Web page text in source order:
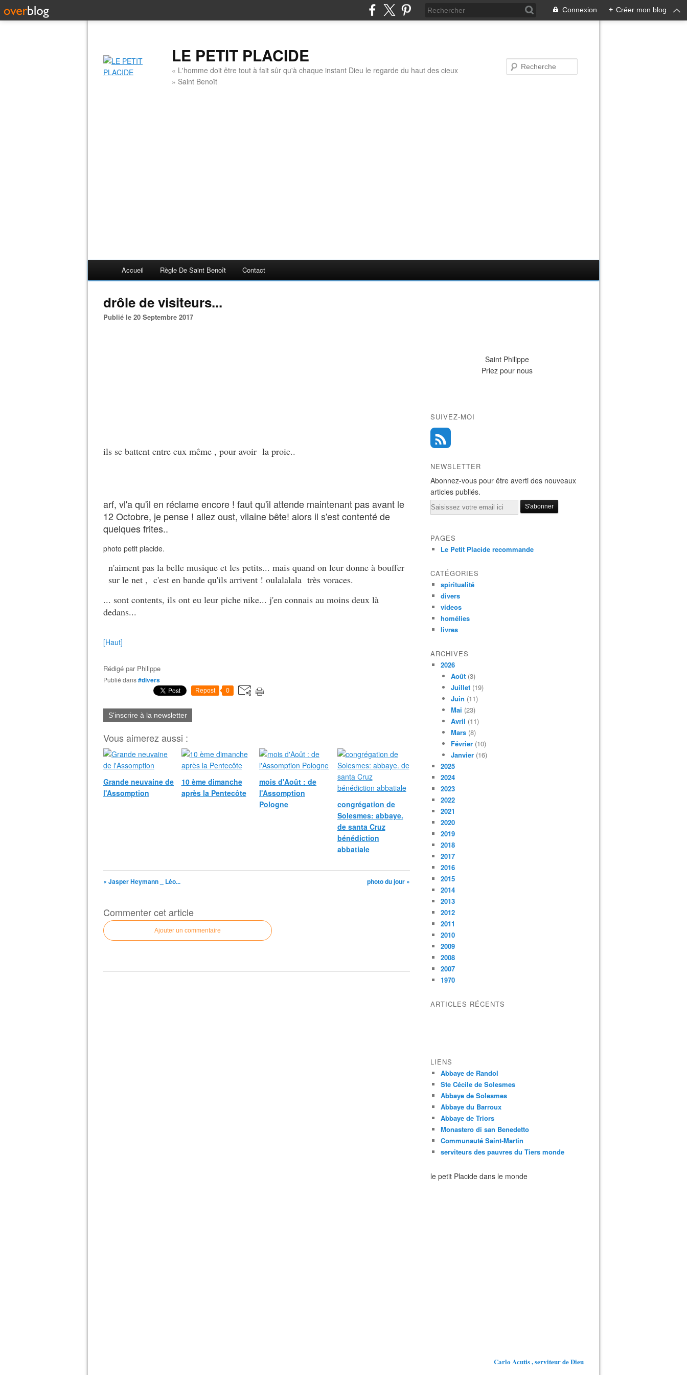
Connexion + Créer mon blog
LE PETIT PLACIDE
« L'homme doit être tout à fait sûr qu'à chaque instant Dieu le regarde du haut des cieux
» Saint Benoît
Accueil Règle De Saint Benoît Contact
drôle de visiteurs...
Publié le 20 Septembre 2017
ils se battent entre eux même , pour avoir la proie..
arf, vl'a qu'il en réclame encore ! faut qu'il attende maintenant pas avant le
12 Octobre, je pense ! allez oust, vilaine bête! alors il s'est contenté de
quelques frites..
photo petit placide.
n'aiment pas la belle musique et les petits... mais quand on leur donne à bouffer
sur le net , c'est en bande qu'ils arrivent ! oulalalala très voraces.
... sont contents, ils ont eu leur piche nike... j'en connais au moins deux là
dedans...
[Haut]
Rédigé par Philippe
Publié dans#divers
Repost 0
S'inscrire à la newsletter
Vous aimerez aussi :
Grande neuvaine de
l'Assomption
10 ème dimanche
après la Pentecôte
mois d'Août : de
l'Assomption
Pologne
congrégation de
Solesmes: abbaye.
de santa Cruz
bénédiction
abbatiale
« Jasper Heymann _ Léo... photo du jour »
Commenter cet article
Ajouter un commentaire
Saint Philippe
Priez pour nous
SUIVEZ-MOI
NEWSLETTER
Abonnez-vous pour être averti des nouveaux
articles publiés.
Email
PAGES
Le Petit Placide recommande
CATÉGORIES
spiritualité
divers
videos
homélies
livres
ARCHIVES
2026
Août (3)
Juillet (19)
Juin (11)
Mai (23)
Avril (11)
Mars (8)
Février (10)
Janvier (16)
2025
2024
2023
2022
2021
2020
2019
2018
2017
2016
2015
2014
2013
2012
2011
2010
2009
2008
2007
1970
ARTICLES RÉCENTS
LIENS
Abbaye de Randol
Ste Cécile de Solesmes
Abbaye de Solesmes
Abbaye du Barroux
Abbaye de Triors
Monastero di san Benedetto
Communauté Saint-Martin
serviteurs des pauvres du Tiers monde
le petit Placide dans le monde
Carlo Acutis , serviteur de Dieu